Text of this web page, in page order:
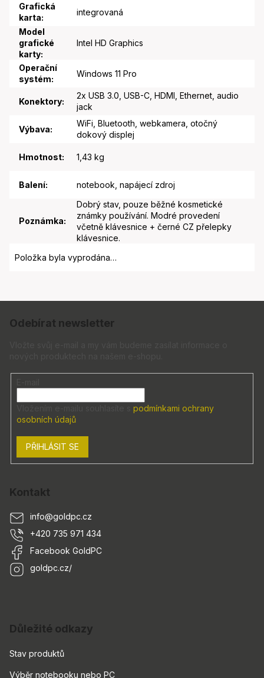
Grafická
karta:
integrovaná
Model
grafické
karty:
Intel HD Graphics
Operační
systém:
Windows 11 Pro
Konektory:
2x USB 3.0, USB-C, HDMI, Ethernet, audio
jack
Výbava:
WiFi, Bluetooth, webkamera, otočný
dokový displej
Hmotnost: 1,43 kg
Balení: notebook, napájecí zdroj
Poznámka:
Dobrý stav, pouze běžné kosmetické
známky používání. Modré provedení
včetně klávesnice + černé CZ přelepky
klávesnice.
Položka byla vyprodána…
Odebírat newsletter
podmínkami ochrany
osobních údajů
PŘIHLÁSIT SE
Kontakt
info@goldpc.cz
+420 735 971 434
Facebook GoldPC
goldpc.cz/
Důležité odkazy
Stav produktů
Výběr notebooku nebo PC